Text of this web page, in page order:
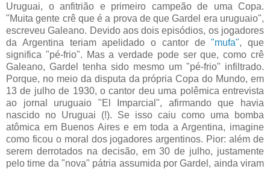
Uruguai, o anfitrião e primeiro campeão de uma Copa.
"Muita gente crê que é a prova de que Gardel era uruguaio",
escreveu Galeano. Devido aos dois episódios, os jogadores
da Argentina teriam apelidado o cantor de"mufa", que
significa "pé-frio". Mas a verdade pode ser que, como crê
Galeano, Gardel tenha sido mesmo um "pé-frio" infiltrado.
Porque, no meio da disputa da própria Copa do Mundo, em
13 de julho de 1930, o cantor deu uma polêmica entrevista
ao jornal uruguaio "El Imparcial", afirmando que havia
nascido no Uruguai (!). Se isso caiu como uma bomba
atômica em Buenos Aires e em toda a Argentina, imagine
como ficou o moral dos jogadores argentinos. Pior: além de
serem derrotados na decisão, em 30 de julho, justamente
pelo time da "nova" pátria assumida por Gardel, ainda viram